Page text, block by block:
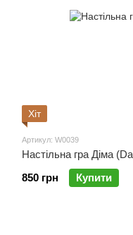
Хіт
Артикул: W0039
Настільна гра Діма
850 грн
Купити